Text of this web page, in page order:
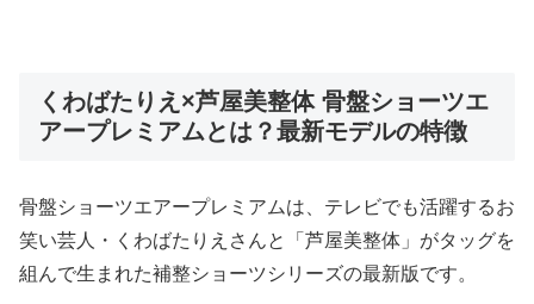
くわばたりえ×芦屋美整体 骨盤ショーツエ
アープレミアムとは？最新モデルの特徴
骨盤ショーツエアープレミアムは、テレビでも活躍するお
笑い芸人・くわばたりえさんと「芦屋美整体」がタッグを
組んで生まれた補整ショーツシリーズの最新版です。